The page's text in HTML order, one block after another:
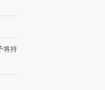
【商旅对话】华住集团
将持